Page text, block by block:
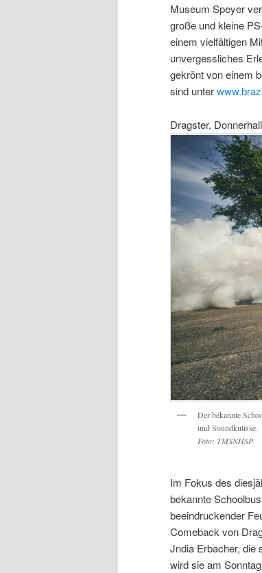
Museum Speyer
große und kleine
einem vielfältigen
unvergessliches
gekrönt von einem
sind unter
Dragster,
Der bekannte
und Soundkulisse.
Foto: TMSNHSP
Im Fokus des
bekannte
beeindruckender
Comeback von
Jndia Erbacher, die
wird sie am